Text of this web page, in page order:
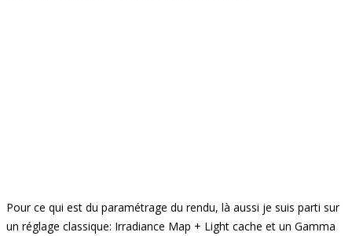
Pour ce qui est du paramétrage du rendu, là aussi je suis parti sur
un réglage classique: Irradiance Map + Light cache et un Gamma